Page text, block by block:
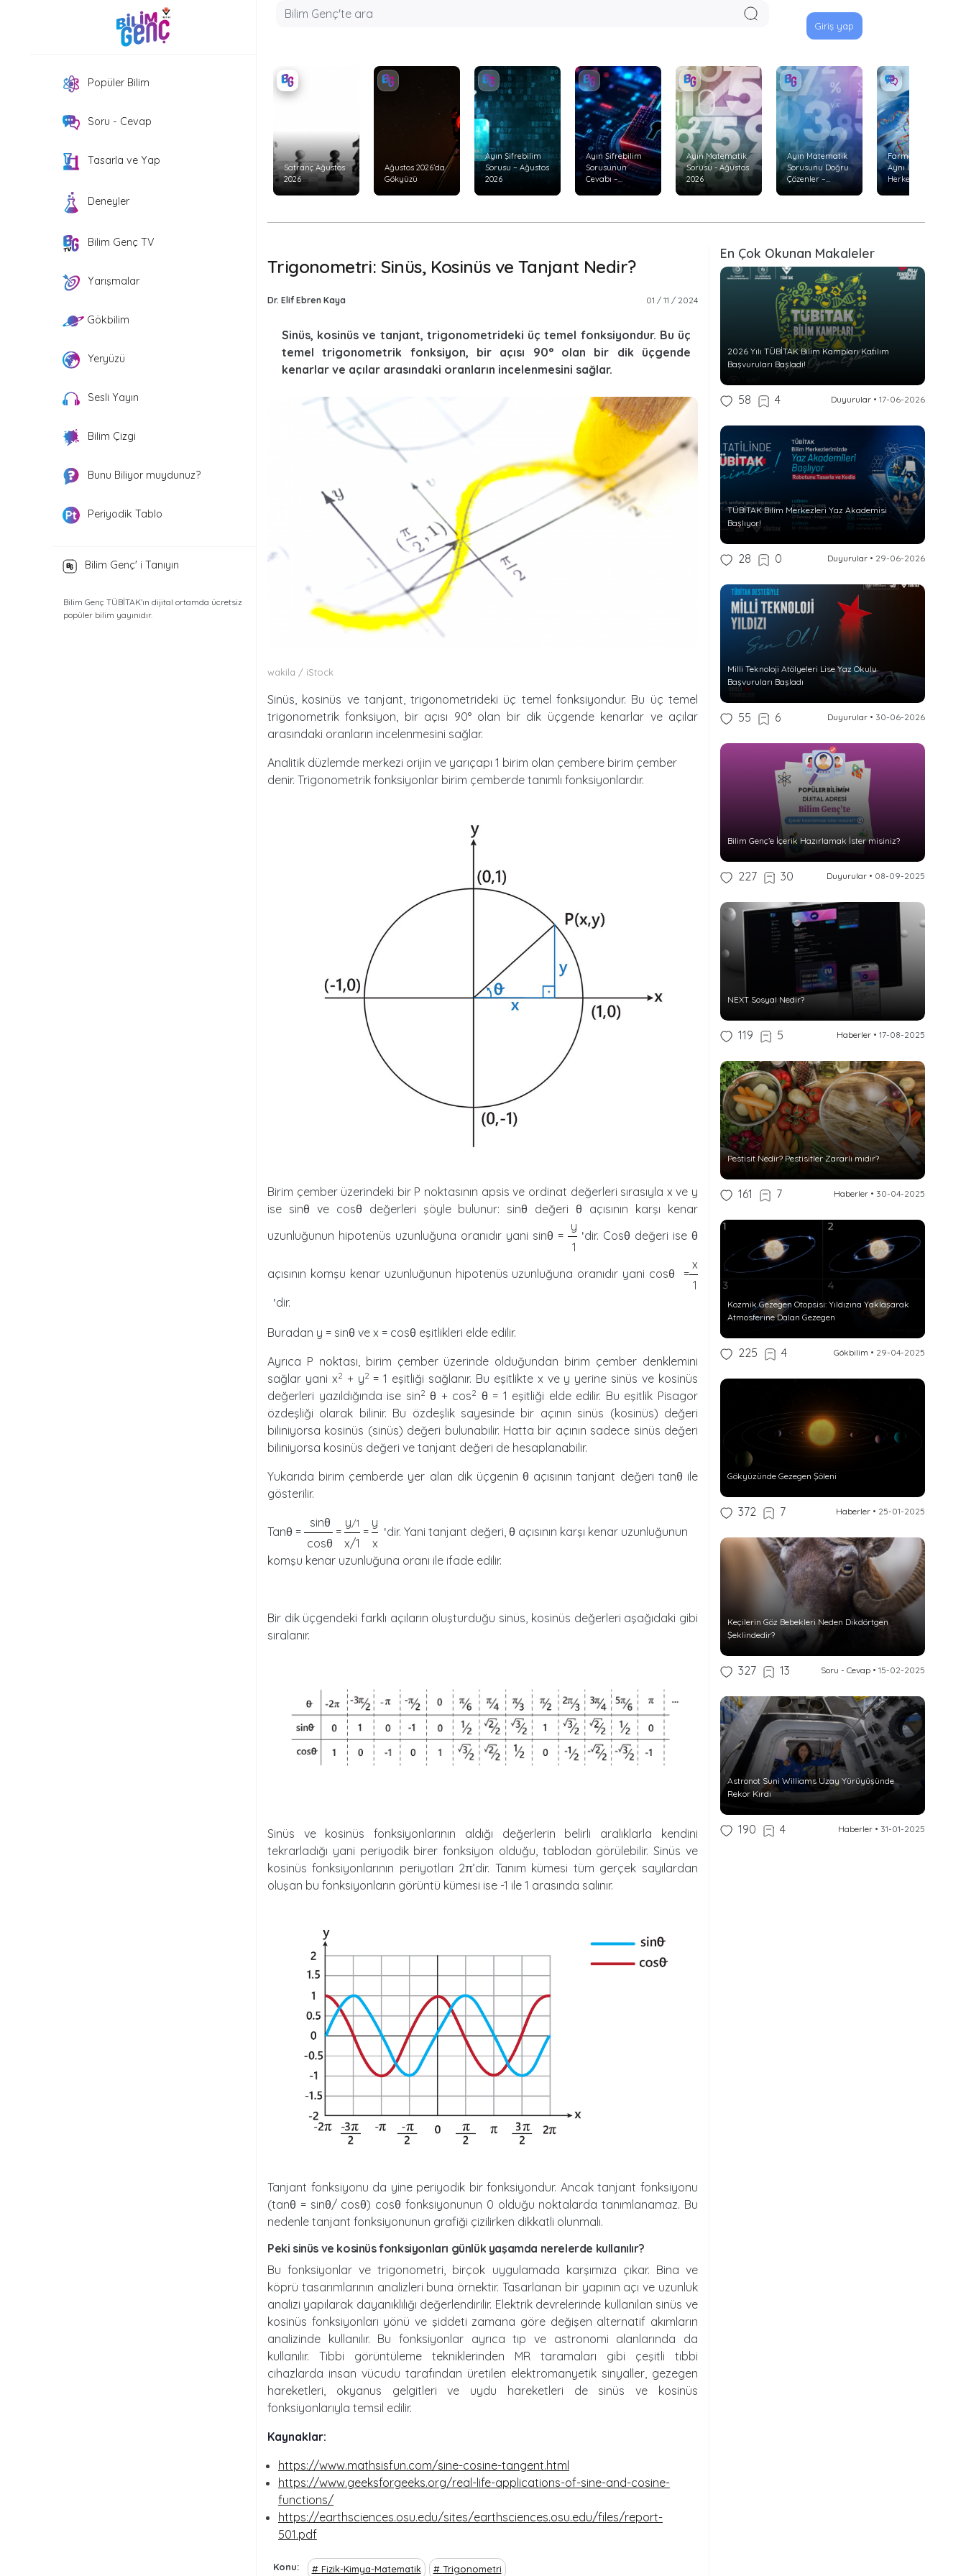
Giriş yap
Popüler Bilim
Soru - Cevap
Tasarla ve Yap
Deneyler
Bilim Genç TV
Yarışmalar
Gökbilim
Yeryüzü
Sesli Yayın
Bilim Çizgi
Bunu Biliyor muydunuz?
Periyodik Tablo
Bilim Genç' i Tanıyın
Bilim Genç TÜBİTAK’ın dijital ortamda ücretsiz
popüler bilim yayınıdır.
Satranç Ağustos
2026
Ağustos 2026’da
Gökyüzü
Ayın Şifrebilim
Sorusu – Ağustos
2026
Ayın Şifrebilim
Sorusunun
Cevabı –
Ayın Matematik
Sorusu - Ağustos
2026
Ayın Matematik
Sorusunu Doğru
Çözenler –
Farmakogenetik:
Aynı İlaç Neden
Herkeste Aynı
Trigonometri: Sinüs, Kosinüs ve Tanjant Nedir?
Dr. Elif Ebren Kaya 01 / 11 / 2024
Sinüs, kosinüs ve tanjant, trigonometrideki üç temel fonksiyondur. Bu üç
temel trigonometrik fonksiyon, bir açısı 90° olan bir dik üçgende
kenarlar ve açılar arasındaki oranların incelenmesini sağlar.
wakila / iStock
Sinüs, kosinüs ve tanjant, trigonometrideki üç temel fonksiyondur. Bu üç temel
trigonometrik fonksiyon, bir açısı 90° olan bir dik üçgende kenarlar ve açılar
arasındaki oranların incelenmesini sağlar.
Analitik düzlemde merkezi orijin ve yarıçapı 1 birim olan çembere birim çember
denir. Trigonometrik fonksiyonlar birim çemberde tanımlı fonksiyonlardır.
Birim çember üzerindeki bir P noktasının apsis ve ordinat değerleri sırasıyla x ve y
ise sinθ ve cosθ değerleri şöyle bulunur: sinθ değeri θ açısının karşı kenar
uzunluğunun hipotenüs uzunluğuna oranıdır yani sinθ =
y
1
'dir. Cosθ değeri ise θ
açısının komşu kenar uzunluğunun hipotenüs uzunluğuna oranıdır yani cosθ =
x
1
'dir.
Buradan y = sinθ ve x = cosθ eşitlikleri elde edilir.
Ayrıca P noktası, birim çember üzerinde olduğundan birim çember denklemini
sağlar yani x2 + y2 = 1 eşitliği sağlanır. Bu eşitlikte x ve y yerine sinüs ve kosinüs
değerleri yazıldığında ise sin2 θ + cos2 θ = 1 eşitliği elde edilir. Bu eşitlik Pisagor
özdeşliği olarak bilinir. Bu özdeşlik sayesinde bir açının sinüs (kosinüs) değeri
biliniyorsa kosinüs (sinüs) değeri bulunabilir. Hatta bir açının sadece sinüs değeri
biliniyorsa kosinüs değeri ve tanjant değeri de hesaplanabilir.
Yukarıda birim çemberde yer alan dik üçgenin θ açısının tanjant değeri tanθ ile
gösterilir.
Tanθ =
sinθ
cosθ
=
y/1
x/1
=
y
x
'dir. Yani tanjant değeri, θ açısının karşı kenar uzunluğunun
komşu kenar uzunluğuna oranı ile ifade edilir.
Bir dik üçgendeki farklı açıların oluşturduğu sinüs, kosinüs değerleri aşağıdaki gibi
sıralanır.
Sinüs ve kosinüs fonksiyonlarının aldığı değerlerin belirli aralıklarla kendini
tekrarladığı yani periyodik birer fonksiyon olduğu, tablodan görülebilir. Sinüs ve
kosinüs fonksiyonlarının periyotları 2π’dir. Tanım kümesi tüm gerçek sayılardan
oluşan bu fonksiyonların görüntü kümesi ise -1 ile 1 arasında salınır.
Tanjant fonksiyonu da yine periyodik bir fonksiyondur. Ancak tanjant fonksiyonu
(tanθ = sinθ/ cosθ) cosθ fonksiyonunun 0 olduğu noktalarda tanımlanamaz. Bu
nedenle tanjant fonksiyonunun grafiği çizilirken dikkatli olunmalı.
peki sinüs ve kosinüs fonksiyonları günlük yaşamda nerelerde kullanılır?
Bu fonksiyonlar ve trigonometri, birçok uygulamada karşımıza çıkar. Bina ve
köprü tasarımlarının analizleri buna örnektir. Tasarlanan bir yapının açı ve uzunluk
analizi yapılarak dayanıklılığı değerlendirilir. Elektrik devrelerinde kullanılan sinüs ve
kosinüs fonksiyonları yönü ve şiddeti zamana göre değişen alternatif akımların
analizinde kullanılır. Bu fonksiyonlar ayrıca tıp ve astronomi alanlarında da
kullanılır. Tıbbi görüntüleme tekniklerinden MR taramaları gibi çeşitli tıbbi
cihazlarda insan vücudu tarafından üretilen elektromanyetik sinyaller, gezegen
hareketleri, okyanus gelgitleri ve uydu hareketleri de sinüs ve kosinüs
fonksiyonlarıyla temsil edilir.
Kaynaklar:
https://www.mathsisfun.com/sine-cosine-tangent.html
https://www.geeksforgeeks.org/real-life-applications-of-sine-and-cosine-
functions/
https://earthsciences.osu.edu/sites/earthsciences.osu.edu/files/report-
501.pdf
Konu Fizik-Kimya-Matematik Trigonometri
En Çok Okunan Makaleler
2026 Yılı TÜBİTAK Bilim Kampları Katılım
Başvuruları Başladı!
58 4 Duyurular• 17-06-2026
TÜBİTAK Bilim Merkezleri Yaz Akademisi
Başlıyor!
28 0 Duyurular• 29-06-2026
Milli Teknoloji Atölyeleri Lise Yaz Okulu
Başvuruları Başladı
55 6 Duyurular• 30-06-2026
Bilim Genç’e İçerik Hazırlamak İster misiniz?
227 30 Duyurular• 08-09-2025
NEXT Sosyal Nedir?
119 5 Haberler• 17-08-2025
Pestisit Nedir? Pestisitler Zararlı mıdır?
161 7 Haberler• 30-04-2025
Kozmik Gezegen Otopsisi: Yıldızına Yaklaşarak
Atmosferine Dalan Gezegen
225 4 Gökbilim • 29-04-2025
Gökyüzünde Gezegen Şöleni
372 7 Haberler• 25-01-2025
Keçilerin Göz Bebekleri Neden Dikdörtgen
Şeklindedir?
327 13 Soru - Cevap• 15-02-2025
Astronot Suni Williams Uzay Yürüyüşünde
Rekor Kırdı
190 4 Haberler• 31-01-2025